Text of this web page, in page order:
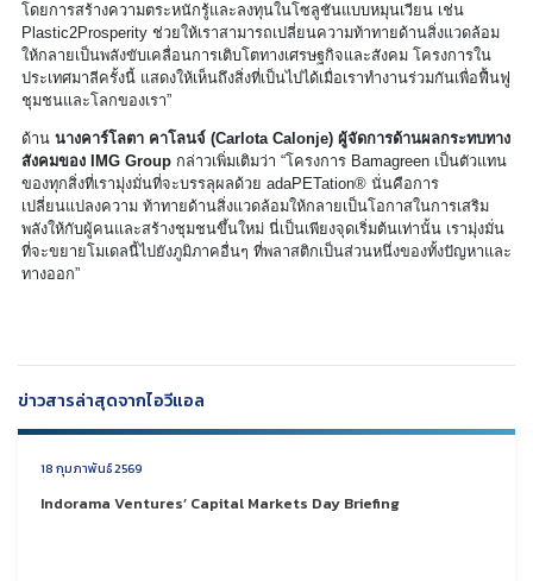
โดยการสร้างความตระหนักรู้และลงทุนในโซลูชันแบบหมุนเวียน เช่น
Plastic2Prosperity ช่วยให้เราสามารถเปลี่ยนความท้าทายด้านสิ่งแวดล้อม
ให้กลายเป็นพลังขับเคลื่อนการเติบโตทางเศรษฐกิจและสังคม โครงการใน
ประเทศมาลีครั้งนี้ แสดงให้เห็นถึงสิ่งที่เป็นไปได้เมื่อเราทำงานร่วมกันเพื่อฟื้นฟู
ชุมชนและโลกของเรา”
ด้าน นางคาร์โลตา คาโลนจ์ (Carlota Calonje) ผู้จัดการด้านผลกระทบทาง
สังคมของ IMG Group กล่าวเพิ่มเติมว่า “โครงการ Bamagreen เป็นตัวแทน
ของทุกสิ่งที่เรามุ่งมั่นที่จะบรรลุผลด้วย adaPETation® นั่นคือการ
เปลี่ยนแปลงความ ท้าทายด้านสิ่งแวดล้อมให้กลายเป็นโอกาสในการเสริม
พลังให้กับผู้คนและสร้างชุมชนขึ้นใหม่ นี่เป็นเพียงจุดเริ่มต้นเท่านั้น เรามุ่งมั่น
ที่จะขยายโมเดลนี้ไปยังภูมิภาคอื่นๆ ที่พลาสติกเป็นส่วนหนึ่งของทั้งปัญหาและ
ทางออก”
ข่าวสารล่าสุดจากไอวีแอล
18 กุมภาพันธ์ 2569
Indorama Ventures’ Capital Markets Day Briefing